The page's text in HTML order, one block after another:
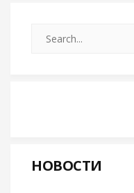
НОВОСТИ